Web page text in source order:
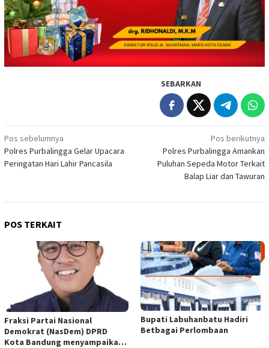
SEBARKAN
Navigasi
pos
Pos sebelumnya
Polres Purbalingga Gelar Upacara
Peringatan Hari Lahir Pancasila
Pos berikutnya
Polres Purbalingga Amankan
Puluhan Sepeda Motor Terkait
Balap Liar dan Tawuran
POS TERKAIT
Fraksi Partai Nasional
Demokrat (NasDem) DPRD
Kota Bandung menyampaikan
Bupati Labuhanbatu Hadiri
Betbagai Perlombaan